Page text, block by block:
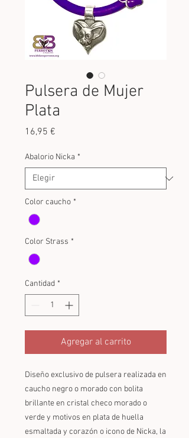
Pulsera de Mujer
Plata
16,95 €
Abalorio Nicka *
Color caucho *
Color Strass *
Cantidad *
Agregar al carrito
Diseño exclusivo de pulsera realizada en
caucho negro o morado con bolita
brillante en cristal checo morado o
verde y motivos en plata de huella
esmaltada y corazón o icono de Nicka, la